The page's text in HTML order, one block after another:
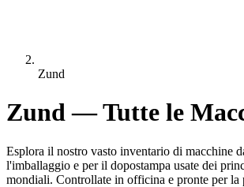
Zund
Zund — Tutte le
Esplora il nostro vasto inventario di macchine
l'imballaggio e per il dopostampa usate dei
mondiali. Controllate in officina e pronte per la